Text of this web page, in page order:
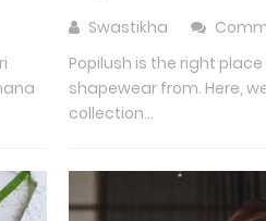
Swastikha
Popilush is the right
shapewear from. Here,
collection...